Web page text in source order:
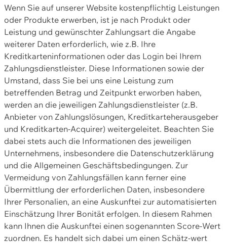
Wenn Sie auf unserer Website kostenpflichtig Leistungen
oder Produkte erwerben, ist je nach Produkt oder
Leistung und gewünschter Zahlungsart die Angabe
weiterer Daten erforderlich, wie z.B. Ihre
Kreditkarteninformationen oder das Login bei Ihrem
Zahlungsdienstleister. Diese Informationen sowie der
Umstand, dass Sie bei uns eine Leistung zum
betreffenden Betrag und Zeitpunkt erworben haben,
werden an die jeweiligen Zahlungsdienstleister (z.B.
Anbieter von Zahlungslösungen, Kreditkarteherausgeber
und Kreditkarten-Acquirer) weitergeleitet. Beachten Sie
dabei stets auch die Informationen des jeweiligen
Unternehmens, insbesondere die Datenschutzerklärung
und die Allgemeinen Geschäftsbedingungen. Zur
Vermeidung von Zahlungsfällen kann ferner eine
Übermittlung der erforderlichen Daten, insbesondere
Ihrer Personalien, an eine Auskunftei zur automatisierten
Einschätzung Ihrer Bonität erfolgen. In diesem Rahmen
kann Ihnen die Auskunftei einen sogenannten Score-Wert
zuordnen. Es handelt sich dabei um einen Schätz-wert